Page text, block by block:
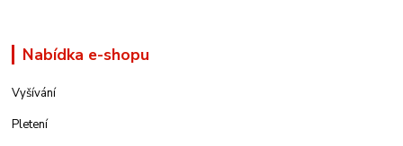
Nabídka e-shopu
Vyšívání
Pletení